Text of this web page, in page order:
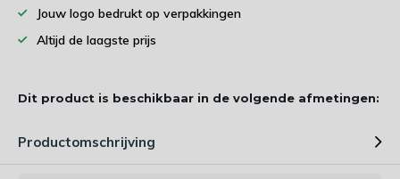
Jouw logo bedrukt op verpakkingen
Altijd de laagste prijs
Dit product is beschikbaar in de volgende afmetingen:
Productomschrijving